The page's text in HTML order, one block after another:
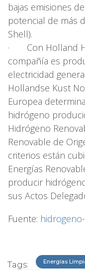
bajas emisiones
potencial de más
Shell).
· Con Holland
compañía es
electricidad
Hollandse Kust
Europea
hidrógeno
Hidrógeno
Renovable de
criterios están
Energías
producir
sus Actos
Fuente:
Tags: Energías